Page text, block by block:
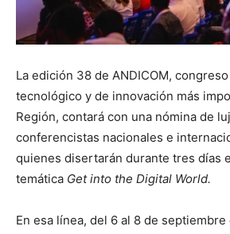
La edición 38 de ANDICOM,
tecnológico y de innovación más
Región, contará con una nómina de
conferencistas nacionales e
quienes disertarán durante tres días
temática Get into the Digital World.
En esa línea, del 6 al 8 de